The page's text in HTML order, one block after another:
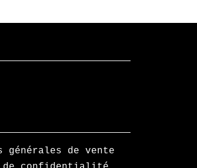
générales de vente